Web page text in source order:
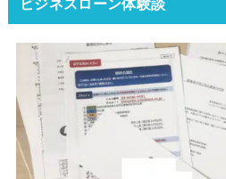
ビジネスローン体験談